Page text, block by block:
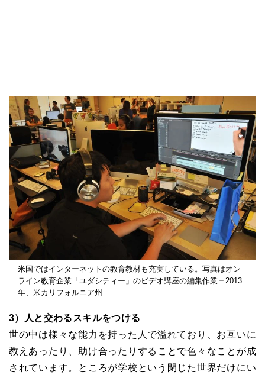
米国ではインターネットの教育教材も充実している。写真はオン
ライン教育企業「ユダシティー」のビデオ講座の編集作業＝2013
年、米カリフォルニア州
3）人と交わるスキルをつける
世の中は様々な能力を持った人で溢れており、お互いに
教えあったり、助け合ったりすることで色々なことが成
されています。ところが学校という閉じた世界だけにい